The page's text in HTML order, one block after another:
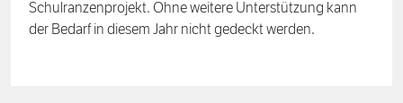
Schulranzenprojekt. Ohne weitere Unterstützung kann
der Bedarf in diesem Jahr nicht gedeckt werden.